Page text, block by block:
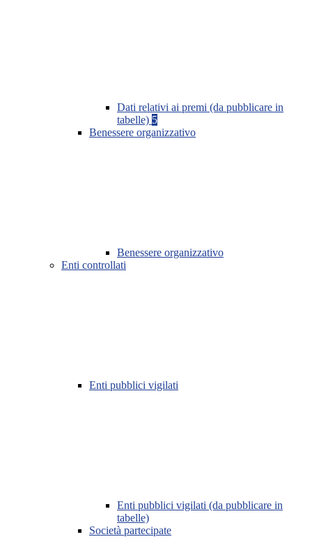
Dati relativi ai premi (da pubblicare in
tabelle) 5
Benessere organizzativo
Benessere organizzativo
Enti controllati
Enti pubblici vigilati
Enti pubblici vigilati (da pubblicare in
tabelle)
Società partecipate